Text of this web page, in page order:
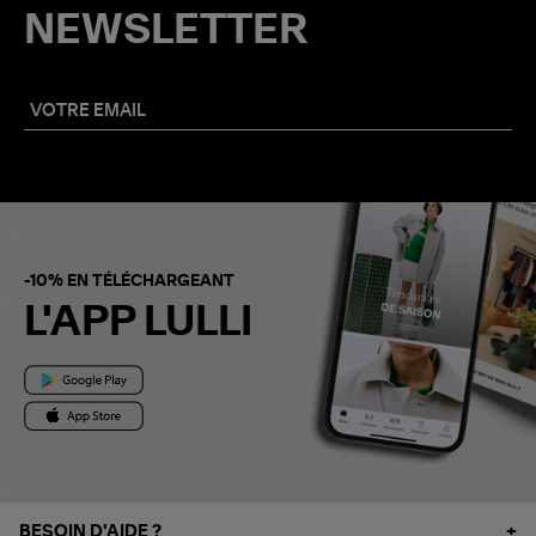
NEWSLETTER
-10% EN TÉLÉCHARGEANT
L'APP LULLI
BESOIN D'AIDE ?